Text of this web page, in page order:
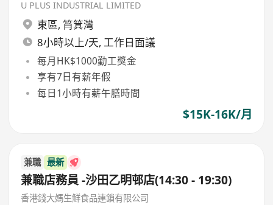
U PLUS INDUSTRIAL LIMITED
東區, 筲箕灣
8小時以上/天, 工作日面議
每月HK$1000勤工獎金
享有7日有薪年假
每日1小時有薪午膳時間
$15K-16K/月
兼職 最新
兼職店務員 -沙田乙明邨店(14:30 - 19:30)
香港錢大媽生鮮食品連鎖有限公司